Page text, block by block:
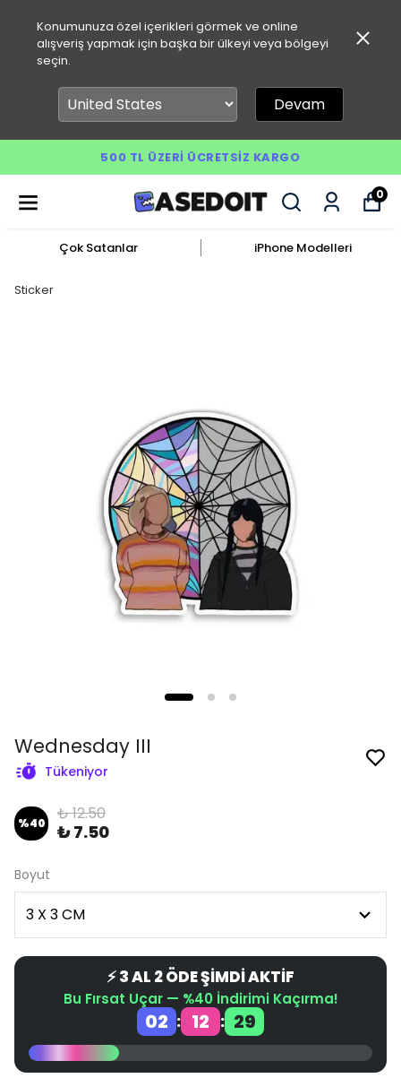
Konumunuza özel içerikleri görmek ve online
alışveriş yapmak için başka bir ülkeyi veya bölgeyi
seçin.
Devam
500 TL ÜZERI ÜCRETSIZ KARGO
0
Çok Satanlar iPhone Modelleri
Sticker
Wednesday III
Tükeniyor
%40 ₺ 12.50
₺ 7.50
Boyut
⚡ 3 AL 2 ÖDE ŞİMDİ AKTİF
Bu Fırsat Uçar — %40 İndirimi Kaçırma!
02 : 12 : 29